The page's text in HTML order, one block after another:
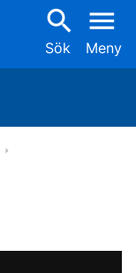
search
Sök
menu
Meny